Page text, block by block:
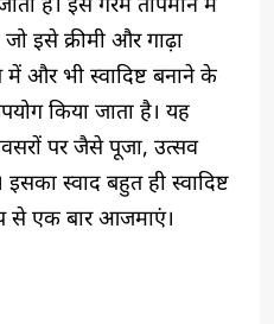
इसे क्रीमी और गाढ़ा
और भी स्वादिष्ट बनाने के
किया जाता है। यह
पर जैसे पूजा, उत्सव
स्वाद बहुत ही स्वादिष्ट
से एक बार आजमाएं।